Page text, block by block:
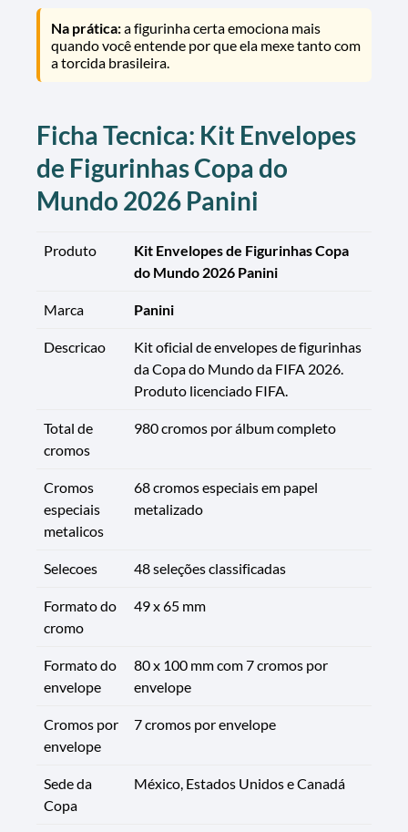
Na prática:a figurinha certa emociona mais
quando você entende por que ela mexe tanto com
a torcida brasileira.
Ficha Tecnica: Kit Envelopes
de Figurinhas Copa do
Mundo 2026 Panini
Produto
Kit Envelopes de Figurinhas Copa
do Mundo 2026 Panini
Marca Panini
Descricao
Kit oficial de envelopes de figurinhas
da Copa do Mundo da FIFA 2026.
Produto licenciado FIFA.
Total de
cromos
980 cromos por álbum completo
Cromos
especiais
metalicos
68 cromos especiais em papel
metalizado
Selecoes 48 seleções classificadas
Formato do
cromo
49 x 65 mm
Formato do
envelope
80 x 100 mm com 7 cromos por
envelope
Cromos por
envelope
7 cromos por envelope
Sede da
Copa
México, Estados Unidos e Canadá